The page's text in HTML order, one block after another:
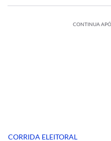
CONTINUA
CORRIDA ELEITORAL